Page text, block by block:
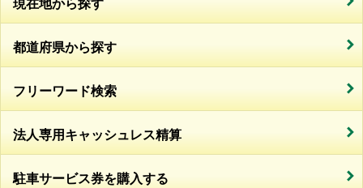
現在地から探す
都道府県から探す
フリーワード検索
法人専用キャッシュレス精算
駐車サービス券を購入する